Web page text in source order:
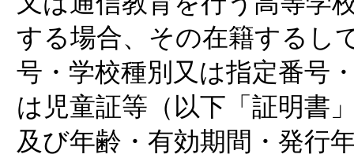
する場合、その在籍するし
号・学校種別又は指定番号
は児童証等（以下「証明書
及び年齢・有効期間・発行